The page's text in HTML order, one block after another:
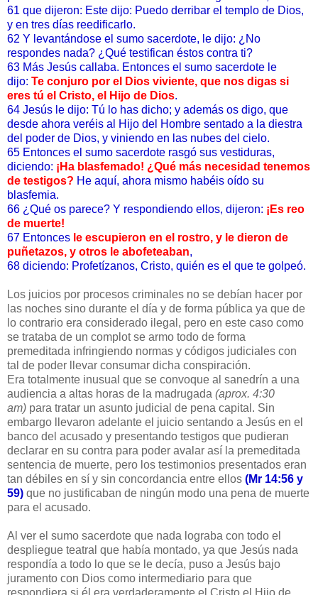
61 que dijeron: Este dijo: Puedo derribar el templo de Dios,
y en tres días reedificarlo.
62 Y levantándose el sumo sacerdote, le dijo: ¿No
respondes nada? ¿Qué testifican éstos contra ti?
63 Más Jesús callaba. Entonces el sumo sacerdote le
dijo: Te conjuro por el Dios viviente, que nos digas si
eres tú el Cristo, el Hijo de Dios.
64 Jesús le dijo: Tú lo has dicho; y además os digo, que
desde ahora veréis al Hijo del Hombre sentado a la diestra
del poder de Dios, y viniendo en las nubes del cielo.
65 Entonces el sumo sacerdote rasgó sus vestiduras,
diciendo: ¡Ha blasfemado! ¿Qué más necesidad tenemos
de testigos? He aquí, ahora mismo habéis oído su
blasfemia.
66 ¿Qué os parece? Y respondiendo ellos, dijeron: ¡Es reo
de muerte!
67 Entonces le escupieron en el rostro, y le dieron de
puñetazos, y otros le abofeteaban,
68 diciendo: Profetízanos, Cristo, quién es el que te golpeó.
Los juicios por procesos criminales no se debían hacer por
las noches sino durante el día y de forma pública ya que de
lo contrario era considerado ilegal, pero en este caso como
se trataba de un complot se armo todo de forma
premeditada infringiendo normas y códigos judiciales con
tal de poder llevar consumar dicha conspiración.
Era totalmente inusual que se convoque al sanedrín a una
audiencia a altas horas de la madrugada (aprox. 4:30
am) para tratar un asunto judicial de pena capital. Sin
embargo llevaron adelante el juicio sentando a Jesús en el
banco del acusado y presentando testigos que pudieran
declarar en su contra para poder avalar así la premeditada
sentencia de muerte, pero los testimonios presentados eran
tan débiles en sí y sin concordancia entre ellos (Mr 14:56 y
59) que no justificaban de ningún modo una pena de muerte
para el acusado.
Al ver el sumo sacerdote que nada lograba con todo el
despliegue teatral que había montado, ya que Jesús nada
respondía a todo lo que se le decía, puso a Jesús bajo
juramento con Dios como intermediario para que
respondiera si él era verdaderamente el Cristo el Hijo de